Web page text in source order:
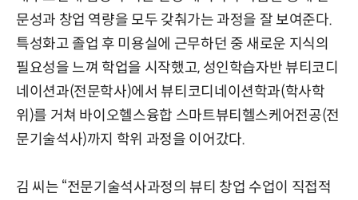
문성과 창업 역량을 모두 갖춰가는 과정을 잘 보여준다.
특성화고 졸업 후 미용실에 근무하던 중 새로운 지식의
필요성을 느껴 학업을 시작했고, 성인학습자반 뷰티코디
네이션과(전문학사)에서 뷰티코디네이션학과(학사학
위)를 거쳐 바이오헬스융합 스마트뷰티헬스케어전공(전
문기술석사)까지 학위 과정을 이어갔다.
김 씨는 “전문기술석사과정의 뷰티 창업 수업이 직접적